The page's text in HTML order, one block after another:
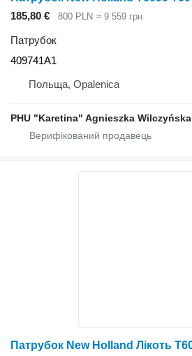
185,80 € 800 PLN ≈ 9 559 грн
Патрубок
409741A1
Польща, Opalenica
PHU "Karetina" Agnieszka Wilczyńska